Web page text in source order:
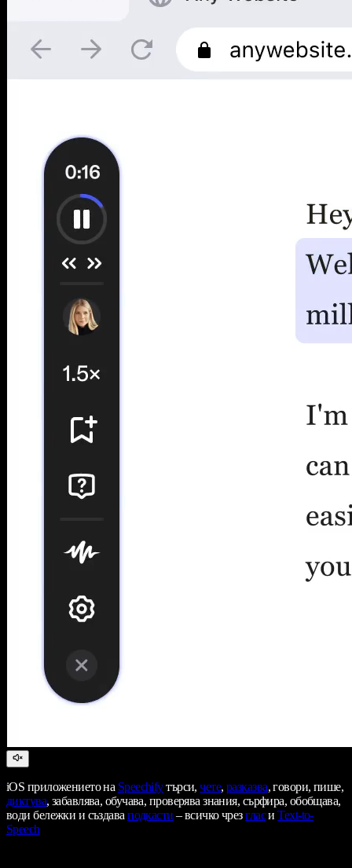
iOS приложението на Speechifyтърси,чете, разказва, говори, пише,
диктува, забавлява, обучава, проверява знания, сърфира, обобщава,
води бележки и създаваподкасти – всичко чрезгласиText-to-
Speech